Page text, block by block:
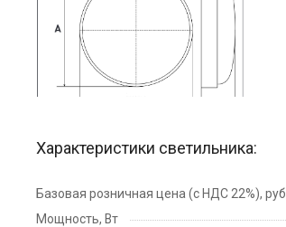
Характеристики светильника:
Базовая розничная цена (с НДС 22%), руб.
Мощность, Вт